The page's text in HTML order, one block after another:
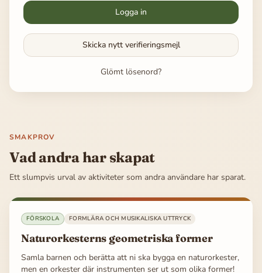
Logga in
Skicka nytt verifieringsmejl
Glömt lösenord?
SMAKPROV
Vad andra har skapat
Ett slumpvis urval av aktiviteter som andra användare har sparat.
FÖRSKOLA FORMLÄRA OCH MUSIKALISKA UTTRYCK
Naturorkesterns geometriska former
Samla barnen och berätta att ni ska bygga en naturorkester,
men en orkester där instrumenten ser ut som olika former!